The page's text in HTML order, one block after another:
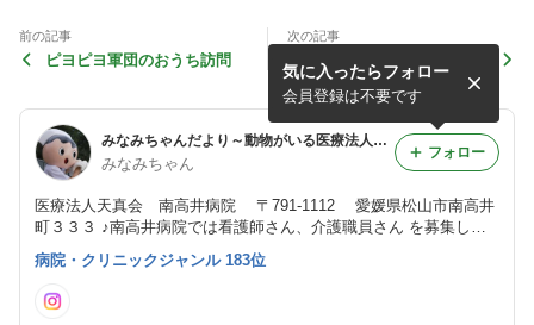
前の記事
ピヨピヨ軍団のおうち訪問
次の記事
てんてんタイムズ【62】
みなみちゃんだより～動物がいる医療法人天真会の日常～
みなみちゃん
医療法人天真会 南高井病院 〒791-1112 愛媛県松山市南高井
町３３３ ♪南高井病院では看護師さん、介護職員さん を募集して
います。♪ 「私たちと一緒に働きませんか！」 天真会、ときどき
ムク毛の秋田犬てんてんをご紹介していきます。
気に入ったらフォロー
会員登録は不要です
フォロー
病院・クリニックジャンル 183位